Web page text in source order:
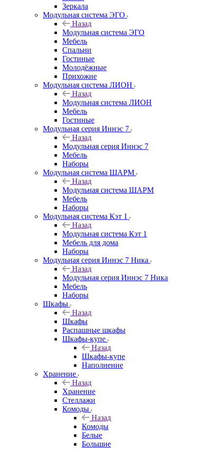
Зеркала
Модульная система ЭГО
Назад
Модульная система ЭГО
Мебель
Спальни
Гостиные
Молодёжные
Прихожие
Модульная система ЛИОН
Назад
Модульная система ЛИОН
Мебель
Гостиные
Модульная серия Иннэс 7
Назад
Модульная серия Иннэс 7
Мебель
Наборы
Модульная система ШАРМ
Назад
Модульная система ШАРМ
Мебель
Наборы
Модульная система Кэт 1
Назад
Модульная система Кэт 1
Мебель для дома
Наборы
Модульная серия Иннэс 7 Ника
Назад
Модульная серия Иннэс 7 Ника
Мебель
Наборы
Шкафы
Назад
Шкафы
Распашные шкафы
Шкафы-купе
Назад
Шкафы-купе
Наполнение
Хранение
Назад
Хранение
Стеллажи
Комоды
Назад
Комоды
Белые
Большие